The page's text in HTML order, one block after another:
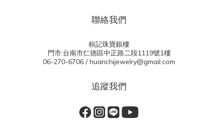
聯絡我們
桓記珠寶銀樓
門市:台南市仁德區中正路二段1119號1樓
06-270-6706 / huanchijewelry@gmail.com
追蹤我們